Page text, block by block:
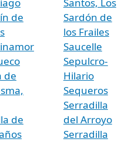
de
de
de
Sardón de
los Frailes
Saucelle
Sepulcro-
Hilario
Sequeros
Serradilla
del Arroyo
Serradilla